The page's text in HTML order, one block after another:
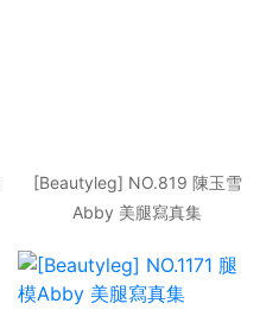
[Beautyleg] NO.819 陳玉雪
Abby 美腿寫真集